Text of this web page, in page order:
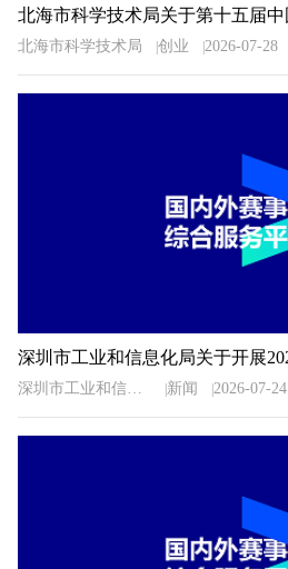
北海市科学技术局 创业 2026-07-28
深圳市工业和信息化局 新闻 2026-07-24